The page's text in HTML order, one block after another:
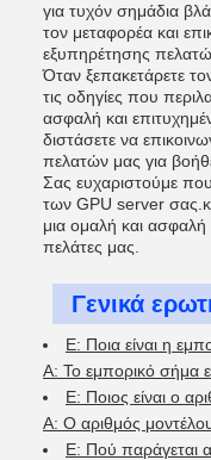
για τυχόν σημάδια
τον μεταφορέα και
εξυπηρέτησης
Όταν ξεπακετάρετε
τις οδηγίες που
ασφαλή και
διστάσετε να
πελατών μας για
Σας ευχαριστούμε που
των GPU server
μια ομαλή και ασφαλή
πελάτες μας.
Γενικά
Ε: Ποια είναι η
Α: Το εμπορικό σήμα
Ε: Ποιος είναι ο
Α: Ο αριθμός μοντέλου
Ε: Πού παράγεται